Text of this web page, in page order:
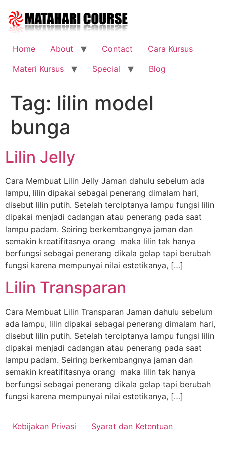
content
Home
About Contact
Cara Kursus
Materi Kursus
Special Blog
Tag: lilin model
bunga
Lilin Jelly
Cara Membuat Lilin Jelly Jaman dahulu sebelum ada
lampu, lilin dipakai sebagai penerang dimalam hari,
disebut lilin putih. Setelah terciptanya lampu fungsi lilin
dipakai menjadi cadangan atau penerang pada saat
lampu padam. Seiring berkembangnya jaman dan
semakin kreatifitasnya orang maka lilin tak hanya
berfungsi sebagai penerang dikala gelap tapi berubah
fungsi karena mempunyai nilai estetikanya, […]
Lilin Transparan
Cara Membuat Lilin Transparan Jaman dahulu sebelum
ada lampu, lilin dipakai sebagai penerang dimalam hari,
disebut lilin putih. Setelah terciptanya lampu fungsi lilin
dipakai menjadi cadangan atau penerang pada saat
lampu padam. Seiring berkembangnya jaman dan
semakin kreatifitasnya orang maka lilin tak hanya
berfungsi sebagai penerang dikala gelap tapi berubah
fungsi karena mempunyai nilai estetikanya, […]
Kebijakan Privasi Syarat dan Ketentuan